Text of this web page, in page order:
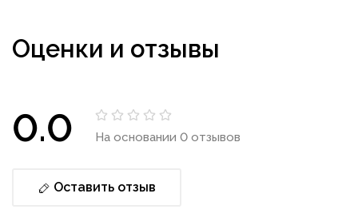
Оценки и отзывы
0.0 На основании 0 отзывов
Оставить отзыв